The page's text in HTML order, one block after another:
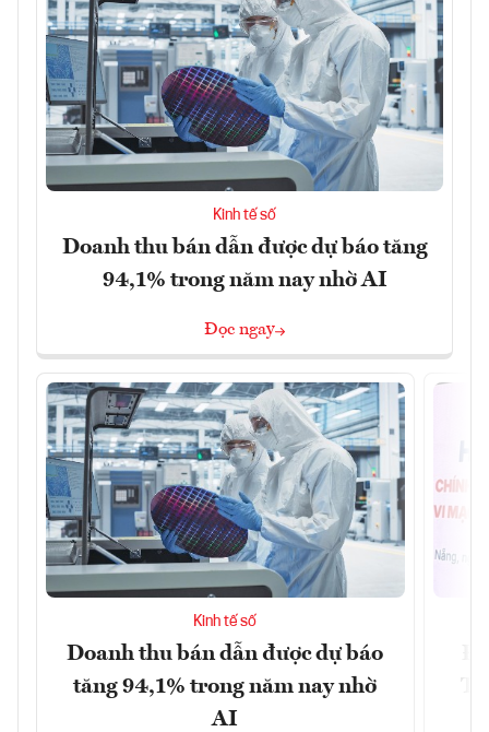
Kinh tế số
Doanh thu bán dẫn được dự báo tăng
94,1% trong năm nay nhờ AI
Đọc ngay
Kinh tế số
Doanh thu bán dẫn được dự báo
tăng 94,1% trong năm nay nhờ
AI